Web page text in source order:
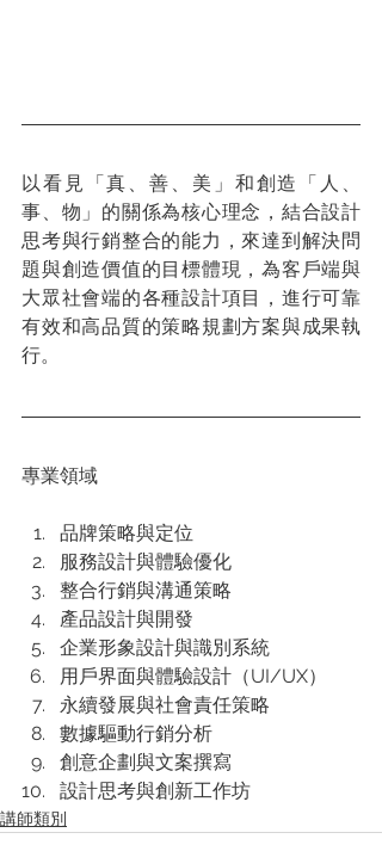
以看見「真、善、美」和創造「人、
事、物」的關係為核心理念，結合設計
思考與行銷整合的能力，來達到解決問
題與創造價值的目標體現，為客戶端與
大眾社會端的各種設計項目，進行可靠
有效和高品質的策略規劃方案與成果執
行。
專業領域
品牌策略與定位
服務設計與體驗優化
整合行銷與溝通策略
產品設計與開發
企業形象設計與識別系統
用戶界面與體驗設計（UI/UX）
永續發展與社會責任策略
數據驅動行銷分析
創意企劃與文案撰寫
設計思考與創新工作坊
講師類別